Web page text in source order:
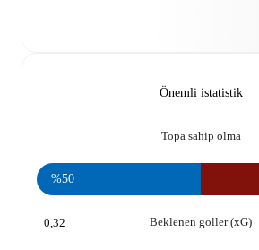
Önemli istatistik
Topa sahip olma
%50
Beklenen goller (xG)
0,32